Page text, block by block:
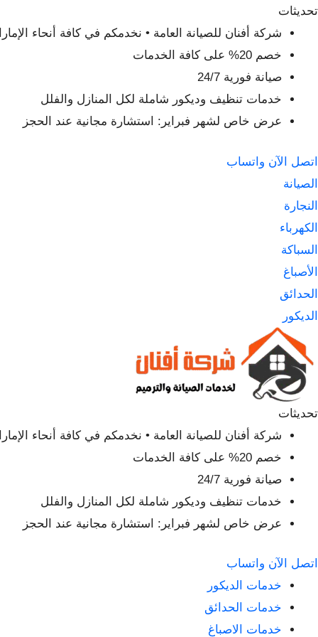
التجاوز
المحتوى
تحديثات
شركة أفنان للصيانة العامة • نخدمكم في كافة أنحاء
خصم 20% على كافة الخدمات
صيانة فورية 24/7
خدمات تنظيف وديكور شاملة لكل المنازل والفلل
عرض خاص لشهر فبراير: استشارة مجانية عند الحجز
اتصل الآن واتساب
الصيانة
النجارة
الكهرباء
السباكة
الأصباغ
الحدائق
الديكور
تحديثات
شركة أفنان للصيانة العامة • نخدمكم في كافة أنحاء
خصم 20% على كافة الخدمات
صيانة فورية 24/7
خدمات تنظيف وديكور شاملة لكل المنازل والفلل
عرض خاص لشهر فبراير: استشارة مجانية عند الحجز
اتصل الآن واتساب
خدمات الديكور
خدمات الحدائق
خدمات الاصباغ